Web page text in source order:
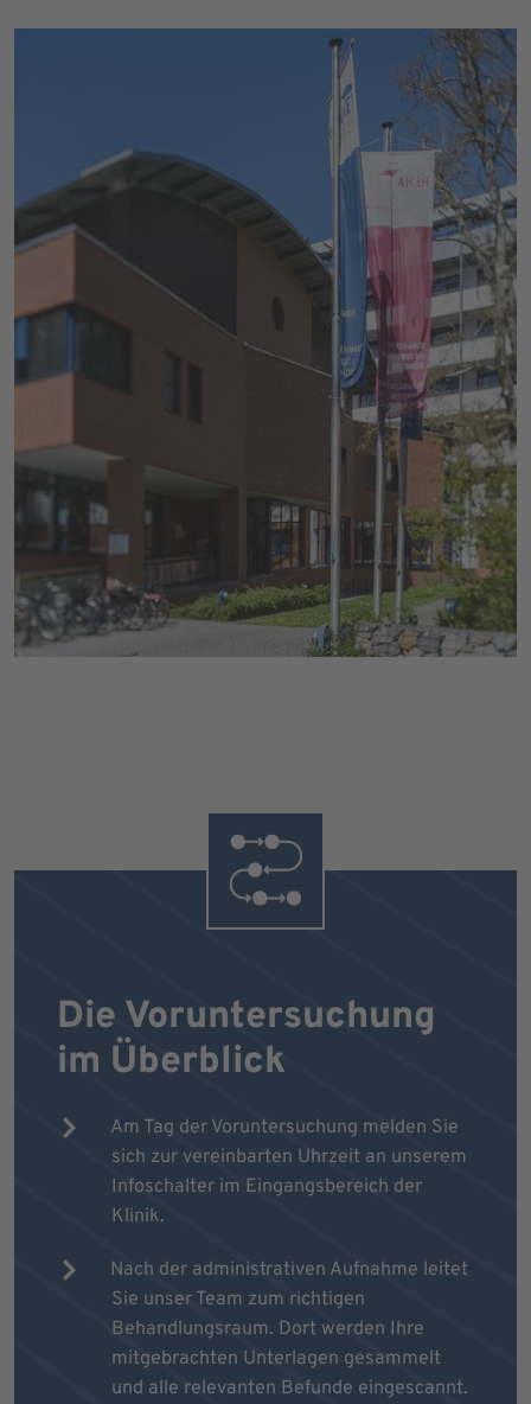
Die Voruntersuchung
im Überblick
Am Tag der Voruntersuchung melden Sie
sich zur vereinbarten Uhrzeit an unserem
Infoschalter im Eingangsbereich der
Klinik.
Nach der administrativen Aufnahme leitet
Sie unser Team zum richtigen
Behandlungsraum. Dort werden Ihre
mitgebrachten Unterlagen gesammelt
und alle relevanten Befunde eingescannt.